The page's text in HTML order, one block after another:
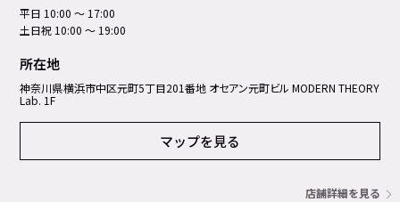
平日 10:00 ～ 17:00
土日祝 10:00 ～ 19:00
所在地
神奈川県横浜市中区元町5丁⽬201番地 オセアン元町ビル MODERN THEORY
Lab. 1F
マップを見る
店舗詳細を見る